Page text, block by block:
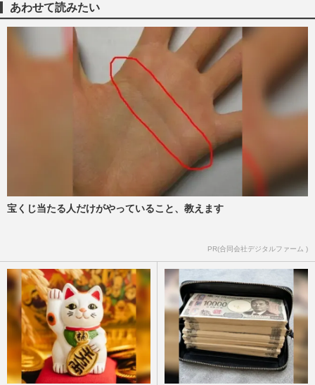
あわせて読みたい
宝くじ当たる人だけがやっていること、教えます
PR(合同会社デジタルファーム )